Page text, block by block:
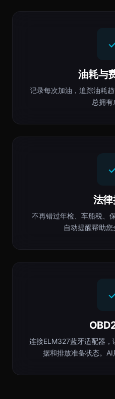
油耗与
记录每次加油，追踪油耗
总拥有
法
不再错过年检、车船税、
自动提醒帮助您
连接ELM327蓝牙适配器
据和排放准备状态。AI